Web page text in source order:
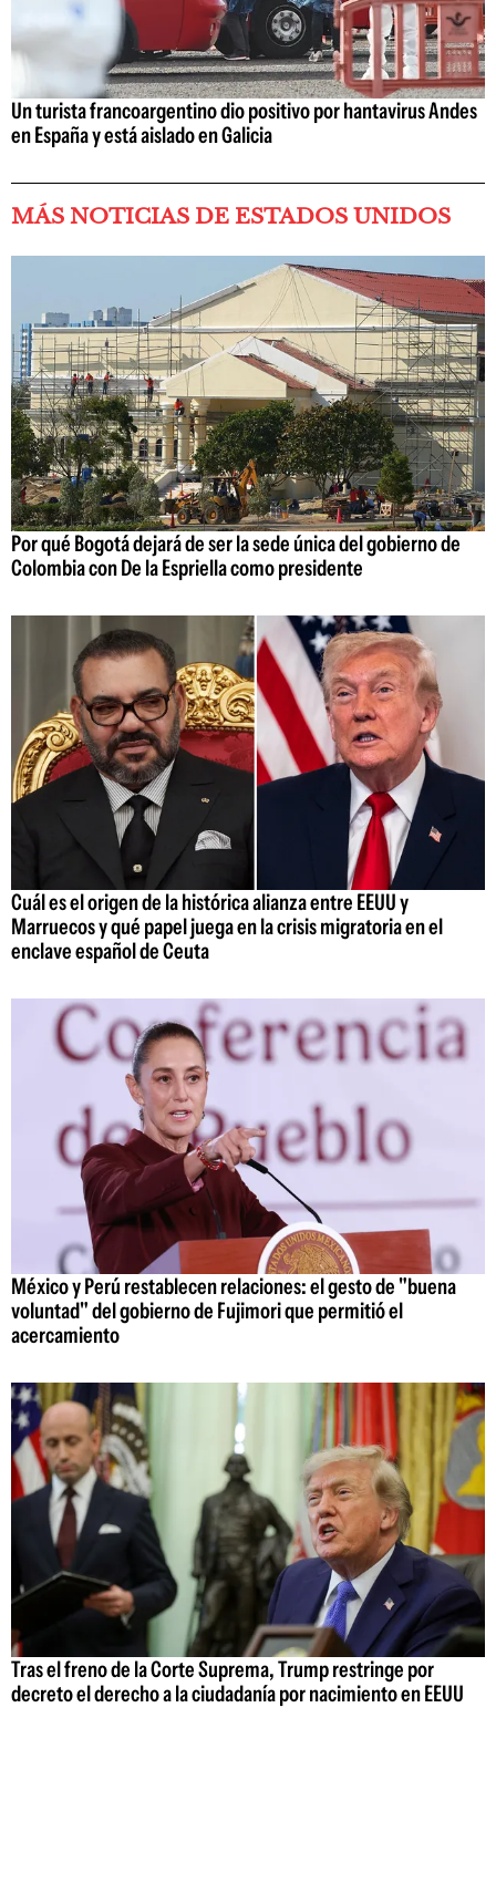
Un turista francoargentino dio positivo por hantavirus Andes
en España y está aislado en Galicia
MÁS NOTICIAS DE ESTADOS UNIDOS
Por qué Bogotá dejará de ser la sede única del gobierno de
Colombia con De la Espriella como presidente
Cuál es el origen de la histórica alianza entre EEUU y
Marruecos y qué papel juega en la crisis migratoria en el
enclave español de Ceuta
México y Perú restablecen relaciones: el gesto de "buena
voluntad" del gobierno de Fujimori que permitió el
acercamiento
Tras el freno de la Corte Suprema, Trump restringe por
decreto el derecho a la ciudadanía por nacimiento en EEUU